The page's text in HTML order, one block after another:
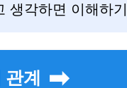
생각하면 이해하
계